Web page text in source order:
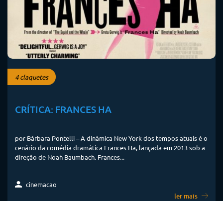
4 claquetes
CRÍTICA: FRANCES HA
por Bárbara Pontelli – A dinâmica New York dos tempos atuais é o
cenário da comédia dramática Frances Ha, lançada em 2013 sob a
direção de Noah Baumbach. Frances...
cinemacao
ler mais